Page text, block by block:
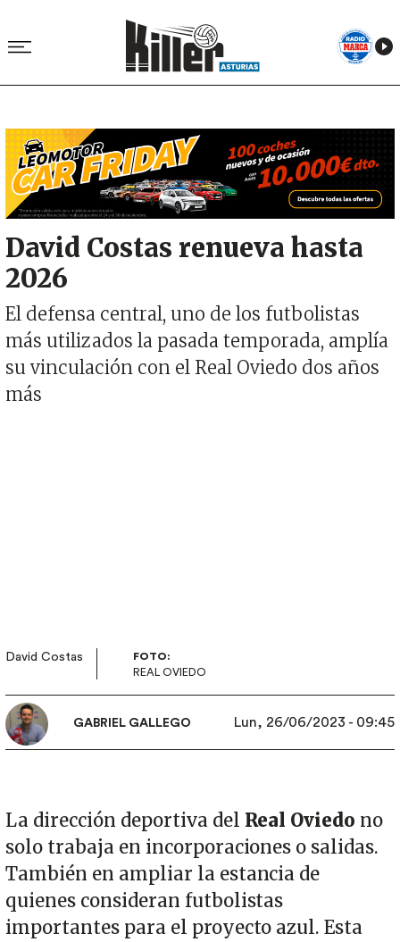
Image
David Costas renueva hasta
2026
El defensa central, uno de los futbolistas
más utilizados la pasada temporada, amplía
su vinculación con el Real Oviedo dos años
más
David Costas
FOTO:
REAL OVIEDO
GABRIEL GALLEGO Lun, 26/06/2023 - 09:45
La dirección deportiva del Real Oviedo no
solo trabaja en incorporaciones o salidas.
También en ampliar la estancia de
quienes consideran futbolistas
importantes para el proyecto azul. Esta